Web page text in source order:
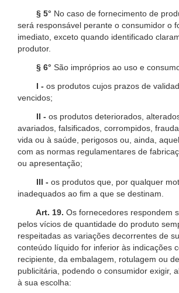
§ 5° No caso de fornecimento de
será responsável perante o consumidor o
imediato, exceto quando identificado
produtor.
§ 6° São impróprios ao uso e
I - os produtos cujos prazos de
vencidos;
II - os produtos deteriorados,
avariados, falsificados, corrompidos,
vida ou à saúde, perigosos ou, ainda,
com as normas regulamentares de
ou apresentação;
III - os produtos que, por qualquer
inadequados ao fim a que se destinam.
Art. 19. Os fornecedores respondem
pelos vícios de quantidade do produto
respeitadas as variações decorrentes de
conteúdo líquido for inferior às indicações
recipiente, da embalagem, rotulagem ou
publicitária, podendo o consumidor exigir,
à sua escolha: